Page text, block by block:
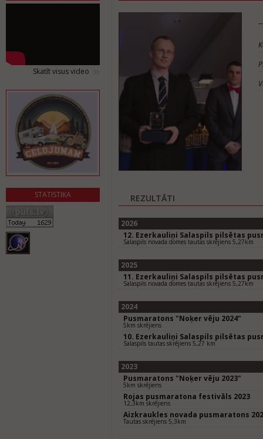
Skatīt visus video
STATISTIKA REZULTĀTI
2026
12. Ezerkauliņi Salaspils pilsētas
Salaspils novada domes tautas skrējiens 5,27km
2025
11. Ezerkauliņi Salaspils pilsētas
Salaspils novada domes tautas skrējiens 5,27km
2024
Pusmaratons "Noķer vēju 2024"
5km skrējiens
10. Ezerkauliņi Salaspils pilsētas
Salaspils tautas skrējiens 5,27 km
2023
Pusmaratons "Noķer vēju 2023"
5km skrējiens
Rojas pusmaratona festivāls 2023
12,3km skrējiens
Aizkraukles novada pusmaratons
Tautas skrējiens 5,3km